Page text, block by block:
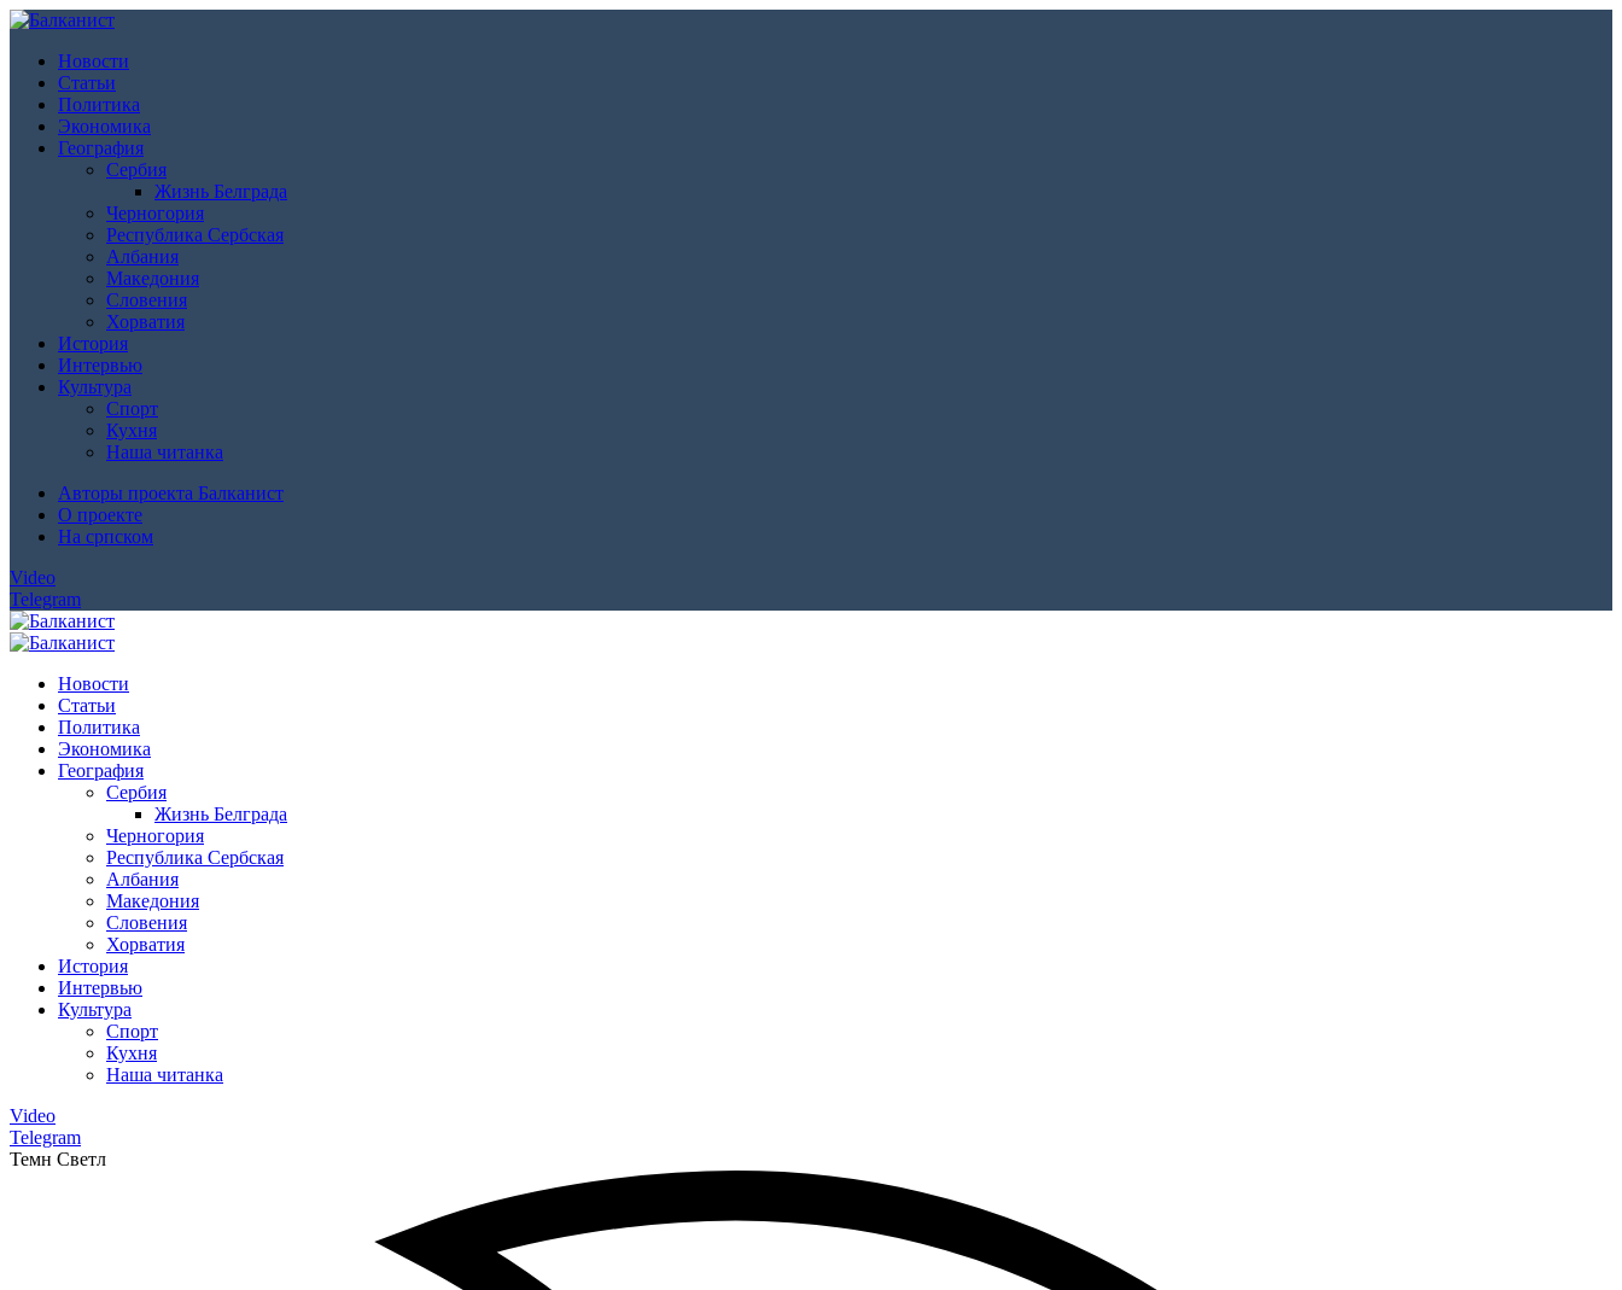
Новости
Статьи
Политика
Экономика
География
Сербия
Жизнь Белграда
Черногория
Республика Сербская
Албания
Македония
Словения
Хорватия
История
Интервью
Культура
Спорт
Кухня
Наша читанка
Авторы проекта Балканист
О проекте
На српском
Video
Telegram
Новости
Статьи
Политика
Экономика
География
Сербия
Жизнь Белграда
Черногория
Республика Сербская
Албания
Македония
Словения
Хорватия
История
Интервью
Культура
Спорт
Кухня
Наша читанка
Video
Telegram
Темн Светл